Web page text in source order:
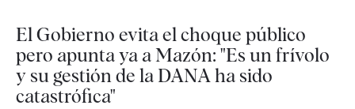
El Gobierno evita el choque público
pero apunta ya a Mazón: "Es un frívolo
y su gestión de la DANA ha sido
catastrófica"